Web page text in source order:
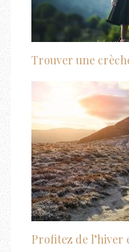
Trouver une
Profitez de l’hiver